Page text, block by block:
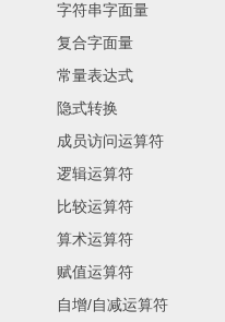
字符串字面量
复合字面量
常量表达式
隐式转换
成员访问运算符
逻辑运算符
比较运算符
算术运算符
赋值运算符
自增/自减运算符